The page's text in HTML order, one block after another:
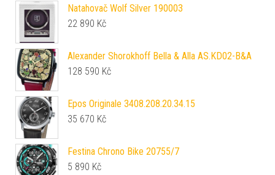
Natahovač Wolf Silver 190003
22 890 Kč
Alexander Shorokhoff Bella & Alla AS.KD02-B&A
128 590 Kč
Epos Originale 3408.208.20.34.15
35 670 Kč
Festina Chrono Bike 20755/7
5 890 Kč